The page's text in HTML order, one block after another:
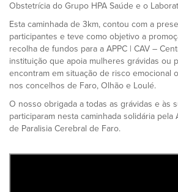
Obstetrícia do Grupo HPA Saúde e o
Esta caminhada de 3km, contou com a
participantes e teve como objetivo a
recolha de fundos para a APPC | CAV –
instituição que apoia mulheres grávidas ou
encontram em situação de risco emocional
nos concelhos de Faro, Olhão e Loulé.
O nosso obrigada a todas as grávidas e às
participaram nesta caminhada solidária pela
de Paralisia Cerebral de Faro.